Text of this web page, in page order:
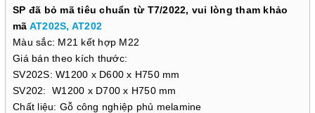
SP đã bỏ mã tiêu chuẩn từ T7/2022, vui lòng tham khảo
mã AT202S, AT202
Màu sắc: M21 kết hợp M22
Giá bán theo kích thước:
SV202S: W1200 x D600 x H750 mm
SV202: W1200 x D700 x H750 mm
Chất liệu: Gỗ công nghiệp phủ melamine